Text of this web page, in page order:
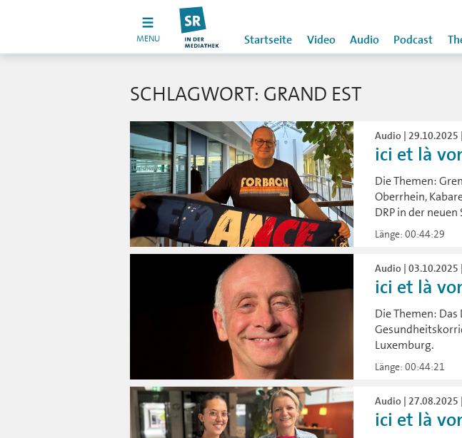
MENU Startseite Video Audio Podcast
SCHLAGWORT: GRAND EST
Audio | 29.10.2025
ici et là
Die Themen:
Oberrhein,
DRP in der neuen
Länge: 00:44:29
Audio | 03.10.2025
ici et là
Die Themen:
Luxemburg.
Länge: 00:44:21
Audio | 27.08.2025
ici et là